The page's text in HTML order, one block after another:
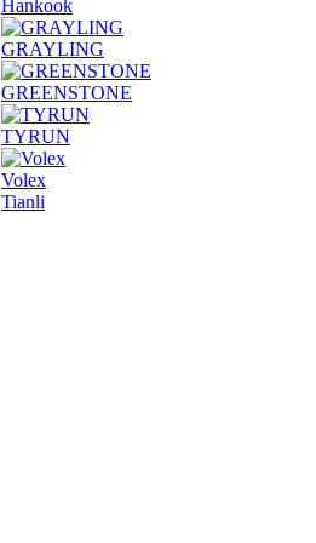
Hankook
GRAYLING
GREENSTONE
TYRUN
Volex
Tianli